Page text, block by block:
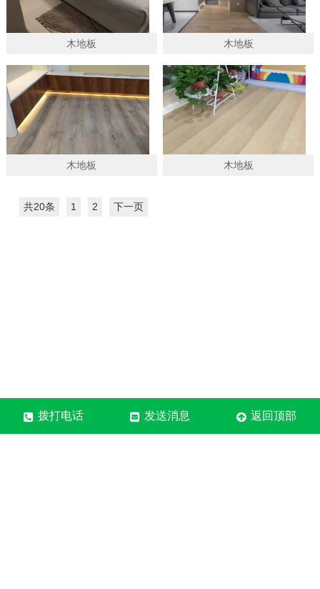
木地板 木地板
木地板 木地板
共20条 1 2 下一页
拨打电话 发送消息 返回顶部